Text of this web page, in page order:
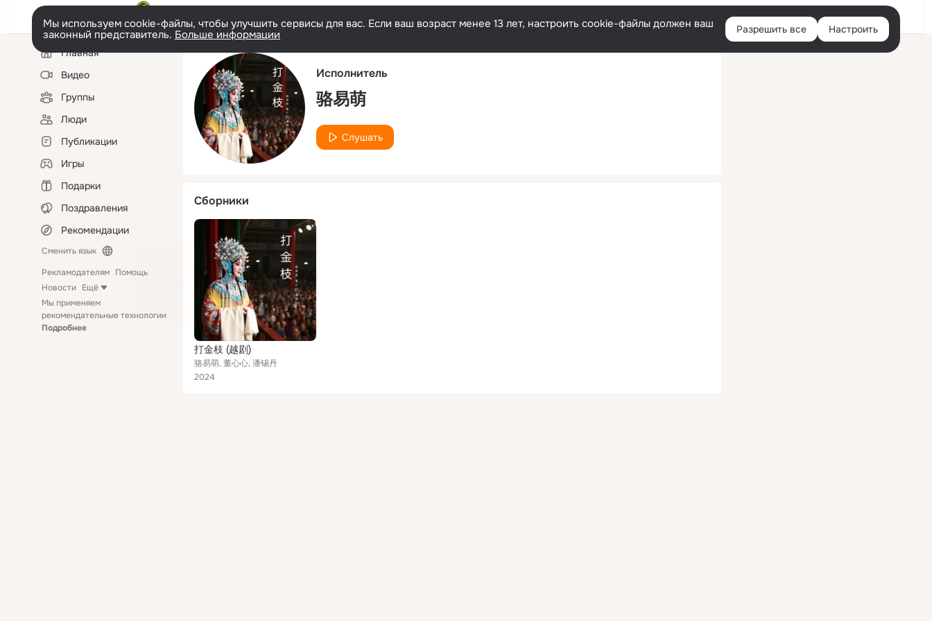
Русский Войти
Мы используем cookie-файлы, чтобы улучшить сервисы для вас. Если ваш возраст менее 13 лет, настроить cookie-файлы должен ваш
законный представитель. Больше информации Разрешить все Настроить
Левая
колонкаГлавная
Видео
Группы
Люди
Публикации
Игры
Подарки
Поздравления
Рекомендации
Сменить язык
Рекламодателям Помощь
Новости Ещё
Мы применяем
рекомендательные технологии
Подробнее
Исполнитель
骆易萌
Слушать
Сборники
打金枝 (越剧)
骆易萌, 董心心, 潘锡丹
2024